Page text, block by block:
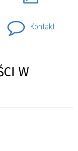
Kontakt
W